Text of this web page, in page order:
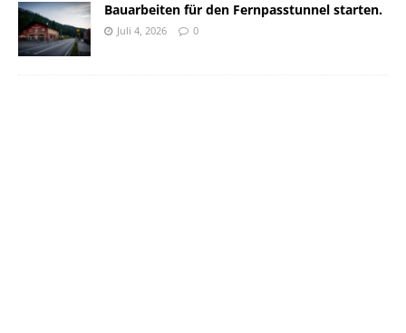
Bauarbeiten für den Fernpasstunnel starten.
Juli 4, 2026 0